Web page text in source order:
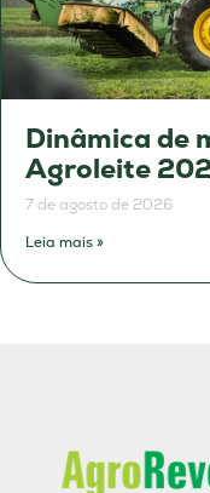
Dinâmica de
Agroleite
7 de agosto de 2026
Leia mais »